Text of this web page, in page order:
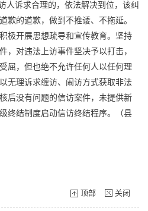
人诉求合理的，依法解决到位，该纠
歉的道歉，做到不推诿、不拖延。
极开展思想疏导和宣传教育。坚持
，对违法上访事件坚决予以打击，
屈，但也绝不允许任何人以任何理
无理诉求缠访、闹访方式获取非法
后没有问题的信访案件，未提供新
终结制度启动信访终结程序。（县
顶部 关闭